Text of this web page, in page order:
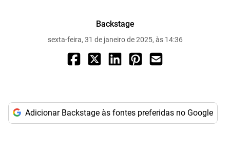
Backstage
sexta-feira, 31 de janeiro de 2025, às 14:36
Adicionar Backstage às fontes preferidas no Google